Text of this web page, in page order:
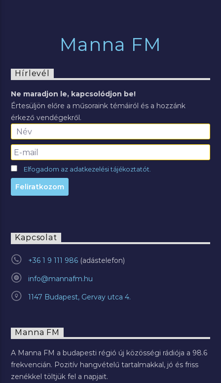
Manna FM
Hírlevél
Ne maradjon le, kapcsolódjon be!
Értesüljön előre a műsoraink témáiról és a hozzánk
érkező vendégekről.
Elfogadom az adatkezelési tájékoztatót.
Kapcsolat
+36 1 9 111 986
info@mannafm.hu
1147 Budapest, Gervay utca 4.
Manna FM
A Manna FM a budapesti régió új közösségi rádiója a 98.6
frekvencián. Pozitív hangvételű tartalmakkal, jó és friss
zenékkel töltjük fel a napjait.